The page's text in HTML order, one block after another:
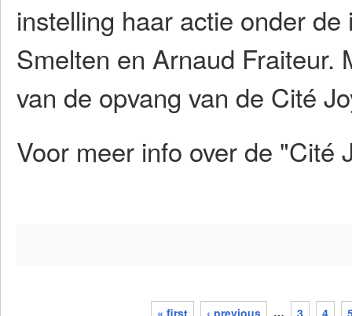
instelling haar actie onder
Smelten en Arnaud Fraiteur.
van de opvang van de Cité
Voor meer info over de "Cité
« first ‹ previous … 3 4